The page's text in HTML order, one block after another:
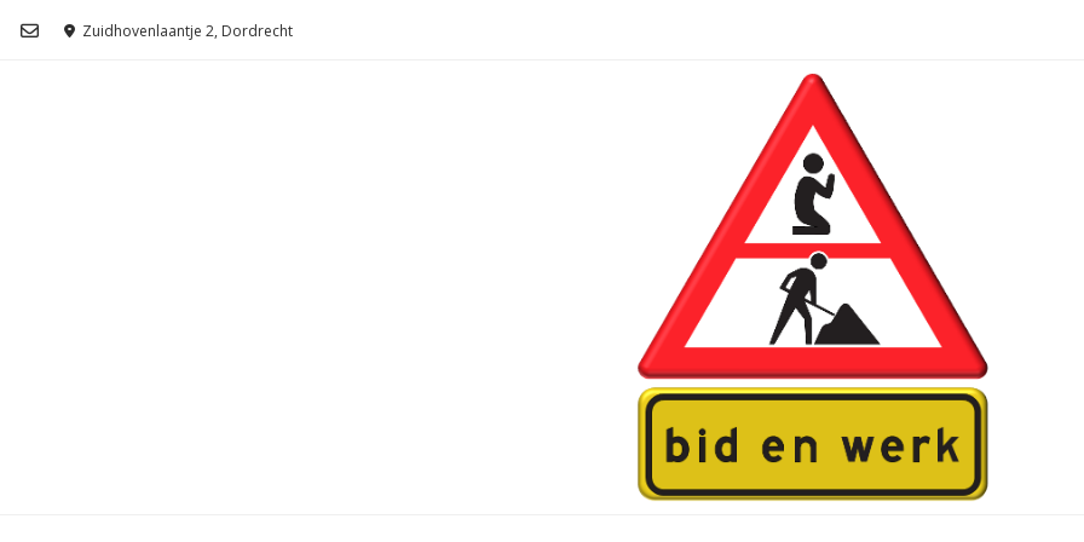
naar
Zuidhovenlaantje 2, Dordrecht